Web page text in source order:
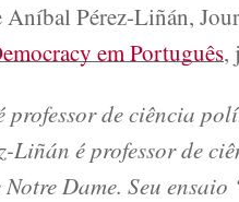
Pérez-Liñán,
em Português,
de ciência
Liñán é professor de
Dame. Seu